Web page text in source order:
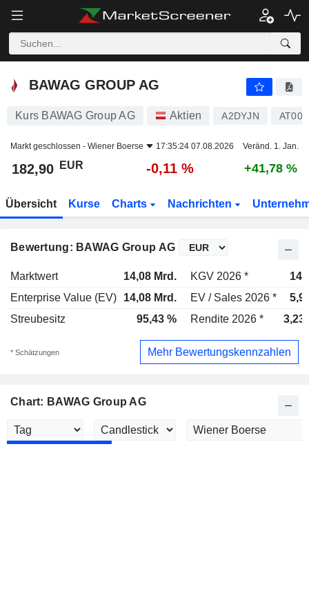
BAWAG GROUP AG
BAWAG GROUP AG
Kurs BAWAG Group AG Aktien A2DYJN
Markt geschlossen - Wiener Boerse 17:35:24 07.08.2026 Veränd. 1. Jan.
182,90 EUR -0,11 % +41,78 %
Übersicht Kurse Charts Nachrichten
Bewertung: BAWAG Group AG
Marktwert 14,08 Mrd. KGV 2026 *
Enterprise Value (EV)
14,08 Mrd. EV / Sales 2026 *
Streubesitz
95,43 % Rendite 2026 * 3,23
* Schätzungen Mehr Bewertungskennzahlen
Chart: BAWAG Group AG